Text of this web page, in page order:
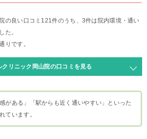
の良い口コミ121件のうち、3件は院内環境・通い
た。
りです。
リニック岡山院の口コミを見る
がある」「駅からも近く通いやすい」といった
ています。